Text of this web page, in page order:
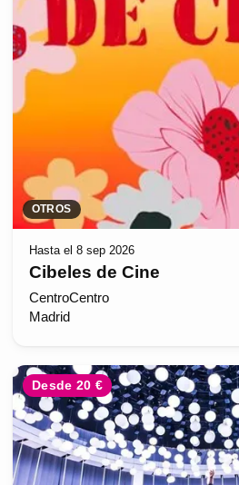
OTROS
Hasta el 8 sep 2026
Cibeles de Cine
CentroCentro
Madrid
Desde 20 €